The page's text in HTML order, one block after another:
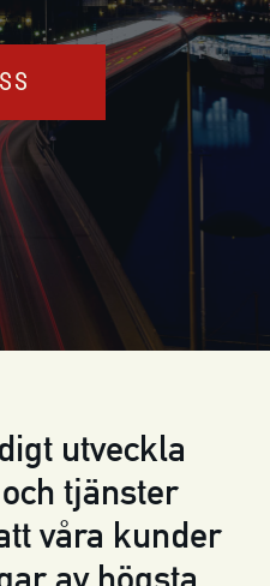
utveckla
tjänster
våra kunder